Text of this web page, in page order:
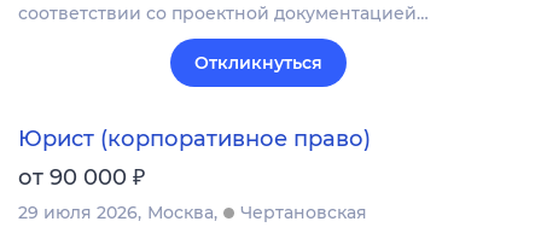
соответствии со проектной документацией…
Откликнуться
Юрист (корпоративное право)
от 90 000 ₽
29 июля 2026 Москва
Чертановская